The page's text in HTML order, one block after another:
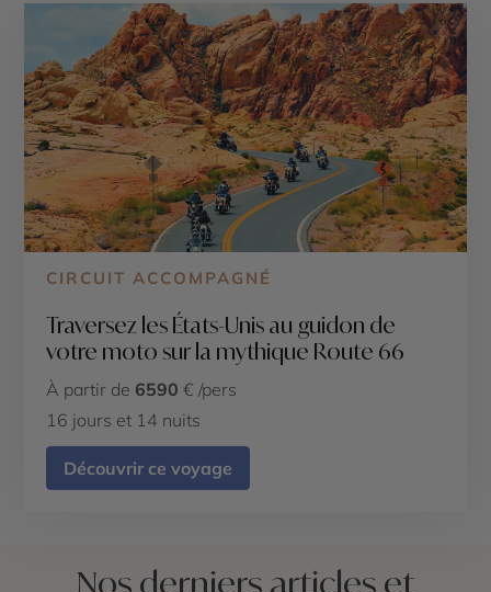
CIRCUIT ACCOMPAGNÉ
Traversez les États-Unis au guidon de
votre moto sur la mythique Route 66
À partir de 6590 € /pers
16 jours et 14 nuits
Découvrir ce voyage
Nos derniers articles et